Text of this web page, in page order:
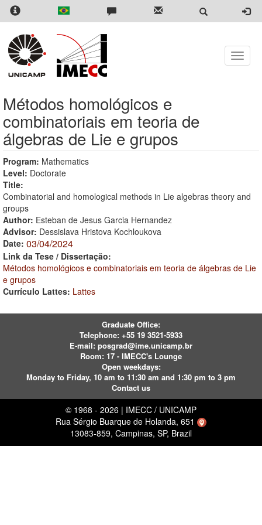
Skip
content
Toggle
Métodos homológicos e
combinatoriais em teoria de
álgebras de Lie e grupos
Program: Mathematics
Level: Doctorate
Title:
Combinatorial and homological methods in Lie algebras theory and
groups
Author: Esteban de Jesus Garcia Hernandez
Advisor: Dessislava Hristova Kochloukova
Date: 03/04/2024
Link da Tese / Dissertação:
Métodos homológicos e combinatoriais em teoria de álgebras de Lie
e grupos
Currículo Lattes: Lattes
Graduate Office:
Telephone: +55 19 3521-5933
E-mail: posgrad@ime.unicamp.br
Room: 17 - IMECC's Lounge
Open weekdays:
Monday to Friday, 10 am to 11:30 am and 1:30 pm to 3 pm
Contact us
© 1968 - 2026 | IMECC / UNICAMP
Rua Sérgio Buarque de Holanda, 651
13083-859, Campinas, SP, Brazil